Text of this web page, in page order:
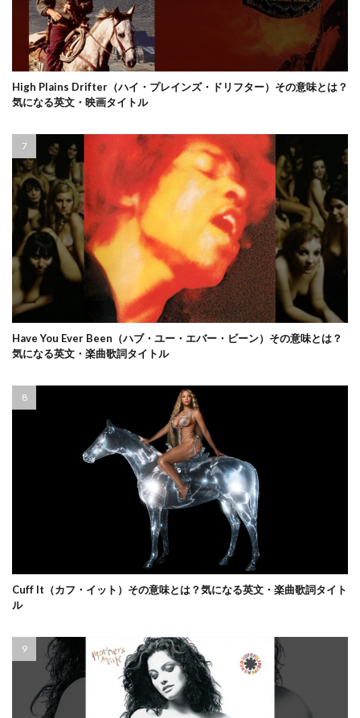
High Plains Drifter（ハイ・プレインズ・ドリフター）その意味とは？
気になる英文・映画タイトル
Have You Ever Been（ハブ・ユー・エバー・ビーン）その意味とは？
気になる英文・楽曲歌詞タイトル
Cuff It（カフ・イット）その意味とは？気になる英文・楽曲歌詞タイト
ル